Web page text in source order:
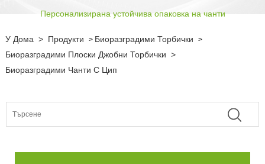
Персонализирана устойчива опаковка на чанти
У Дома > Продукти > Биоразградими Торбички >
Биоразградими Плоски Джобни Торбички >
Биоразградими Чанти С Цип